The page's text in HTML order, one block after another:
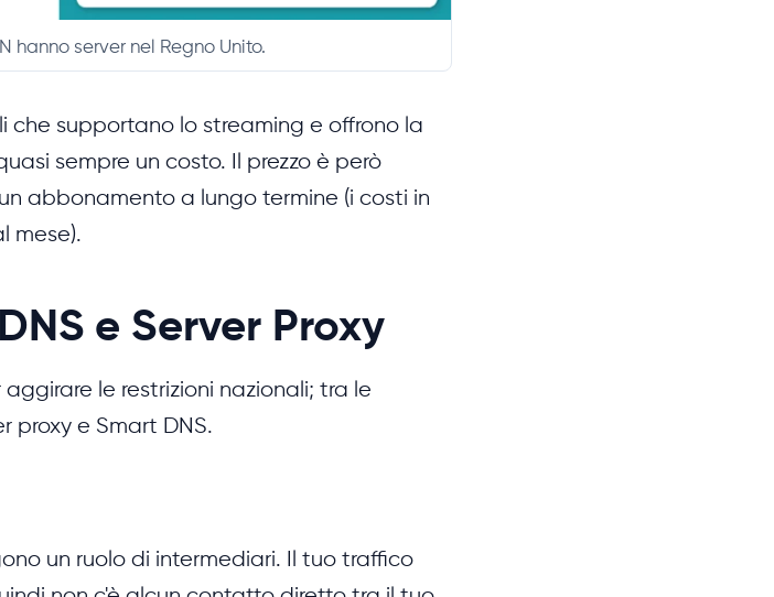
hanno server nel Regno Unito.
che supportano lo streaming e offrono la
sempre un costo. Il prezzo è però
abbonamento a lungo termine (i costi in
mese).
e Server Proxy
le restrizioni nazionali; tra le
proxy e Smart DNS.
un ruolo di intermediari. Il tuo traffico